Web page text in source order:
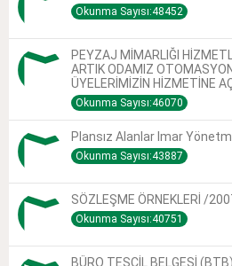
Okunma Sayısı:48452
PEYZAJ MİMARLIĞI
ARTIK ODAMIZ
ÜYELERİMİZİN HİZMETİNE
Okunma Sayısı:46070
Plansız Alanlar Imar
Okunma Sayısı:43887
SÖZLEŞME ÖRNEKLERİ /
Okunma Sayısı:40751
BÜRO TESCİL BELGESİ